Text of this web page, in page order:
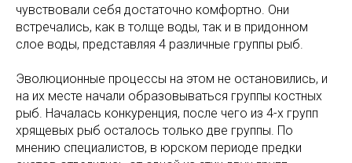
чувствовали себя достаточно комфортно. Они
встречались, как в толще воды, так и в придонном
слое воды, представляя 4 различные группы рыб.
Эволюционные процессы на этом не остановились, и
на их месте начали образовываться группы костных
рыб. Началась конкуренция, после чего из 4-х групп
хрящевых рыб осталось только две группы. По
мнению специалистов, в юрском периоде предки